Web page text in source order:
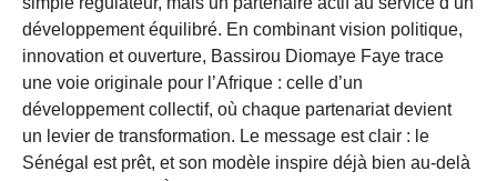
développement équilibré. En combinant vision politique,
innovation et ouverture, Bassirou Diomaye Faye trace
une voie originale pour l’Afrique : celle d’un
développement collectif, où chaque partenariat devient
un levier de transformation. Le message est clair : le
Sénégal est prêt, et son modèle inspire déjà bien au-delà